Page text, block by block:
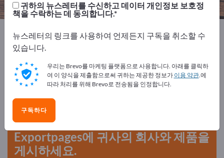
Exportpages 스포츠 & 레저
캠핑 장비
플라스틱 식기
Exportpages에서 무료로 광고하세
요!
수요 – 공급 – 중고품 – 비즈니스 연락처 >> 여기서 시작
하세요
Exportpages에 귀사의 회사와 제품을
게시하세요.
귀하의 뉴스레터를 수신하고 데이터 개인정보 보호정
책을 수락하는 데 동의합니다.
뉴스레터의 링크를 사용하여 언제든지 구독을 취소할 수
있습니다.
우리는 Brevo를 마케팅 플랫폼으로 사용합니다. 아래를 클릭하
여 이 양식을 제출함으로써 귀하는 제공한 정보가 이용 약관.에
따라 처리를 위해 Brevo로 전송됨을 인정합니다.
구독하다